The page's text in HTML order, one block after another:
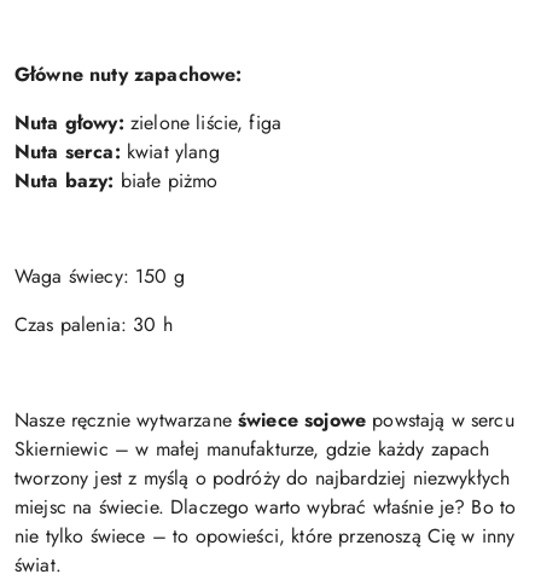
Główne nuty zapachowe:
Nuta głowy: zielone liście, figa
Nuta serca: kwiat ylang
Nuta bazy: białe piżmo
Waga świecy: 150 g
Czas palenia: 30 h
Nasze ręcznie wytwarzane świece sojowe powstają w sercu
Skierniewic – w małej manufakturze, gdzie każdy zapach
tworzony jest z myślą o podróży do najbardziej niezwykłych
miejsc na świecie. Dlaczego warto wybrać właśnie je? Bo to
nie tylko świece – to opowieści, które przenoszą Cię w inny
świat.